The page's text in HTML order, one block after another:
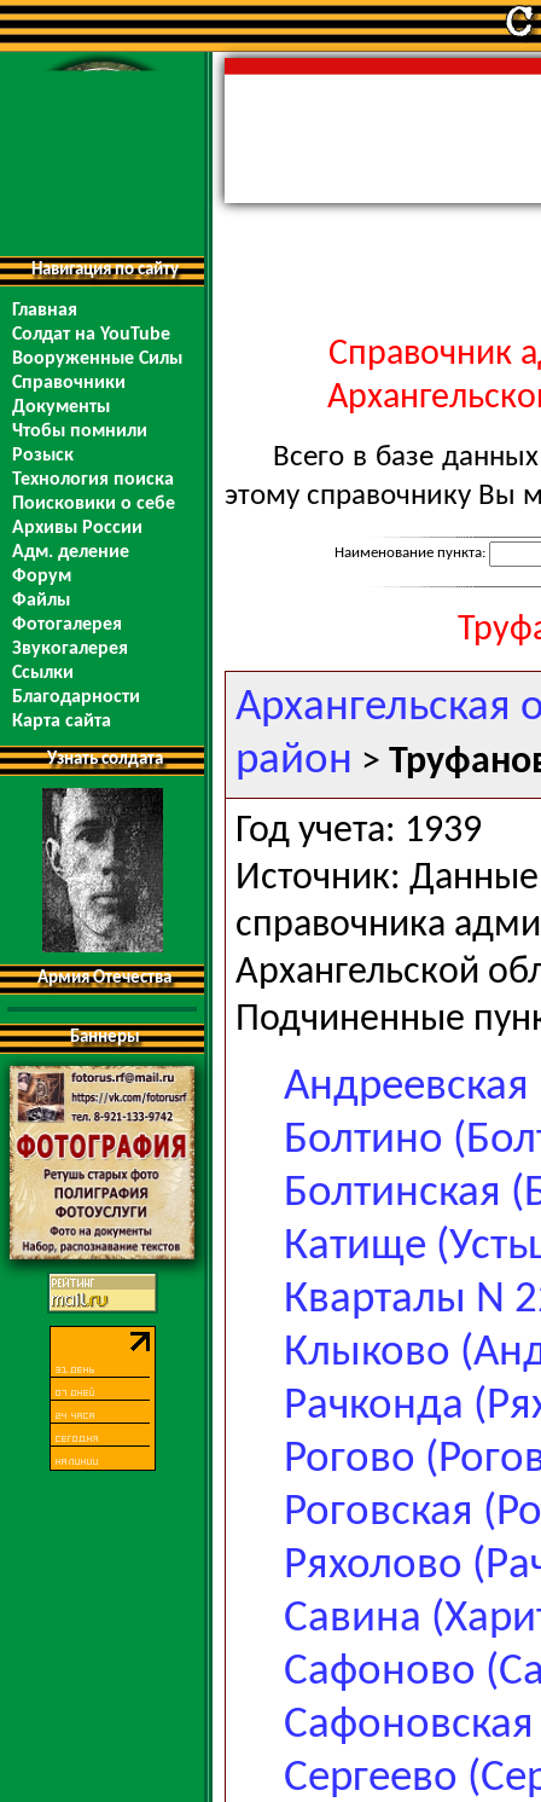
Навигация по сайту
Главная
Солдат на YouTube
Вооруженные Силы
Справочники
Документы
Чтобы помнили
Розыск
Технология поиска
Поисковики о себе
Архивы России
Адм. деление
Форум
Файлы
Фотогалерея
Звукогалерея
Ссылки
Благодарности
Карта сайта
Узнать солдата
Армия Отечества
Баннеры
Справочник
Всего в базе
этому справочнику Вы
Наименование пункта:
Архангельская
район >
Год учета: 1939
Источник:
справочника
Архангельской
Подчиненные
Болтино
Болтинская
Катище
Кварталы N
Клыково
Рачконда
Рогово
Роговская
Ряхолово
Савина
Сафоново
Сергеево